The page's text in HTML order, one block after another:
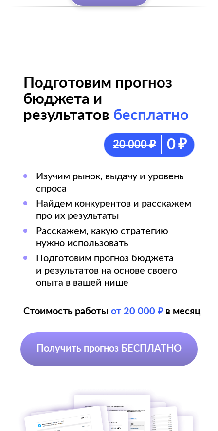
Активно ведем каналы в соцсетях,
выступаем спикерами
на мероприятиях, снимаем видео
и пишем статьи для Дзен
Подписывайтесь!
Написать в Телеграм
Медийная реклама
ИНН: 504700647411
ОГРНИП: 323508100171816
Работаем по всей России.